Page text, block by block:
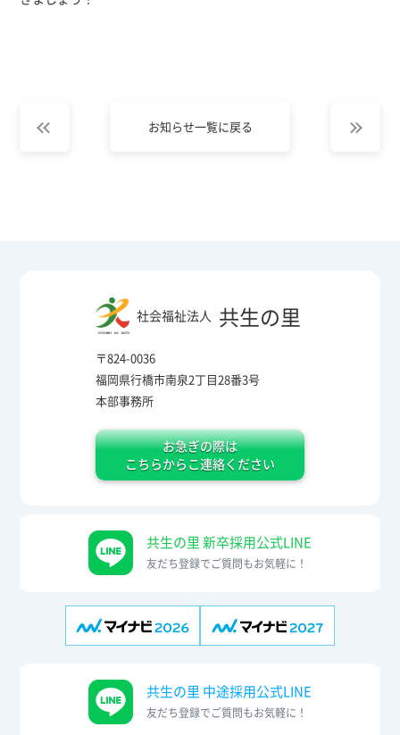
お知らせ一覧に戻る
社会福祉法人 共生の里
〒824-0036
福岡県行橋市南泉2丁目28番3号
本部事務所
お急ぎの際は
こちらからこ連絡ください
共生の里 新卒採用公式LINE
友だち登録でご質問もお気軽に！
共生の里 中途採用公式LINE
友だち登録でご質問もお気軽に！